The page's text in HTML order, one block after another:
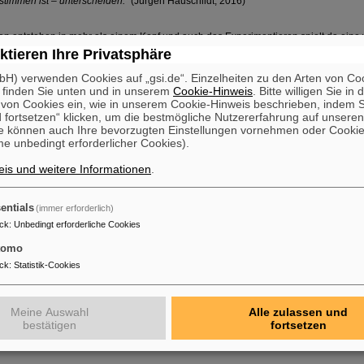
entstehen in mehr als einem Kopf und auch das Experimentieren spielt da
die Kommunikation unter Unternehmen, Startups, Hochschulen und
ein Innovation-, R&D und Test-Rechenzentrum wird dieser gemeinsamer
Ideen, die einfach und schnell getestet werden können. Lernen und
wird in einem Innovation-, R&D und Test-Rechenzentrum zur Verfügung
neues Wissen erzeugt. Offenes denken, testen und erproben ist hier mehr als
und Forschungseinrichtungen sind herzlich dazu eingeladen, gemeinsam bei
(Reallabor) Green IT Cube zu nutzen. Bei weiteren Fragen und Interesse
Kollaboration wenden Sie sich an unseren Ansprechpartner Bünyamin Yildiz
Ihre Privatsphäre
verwenden Cookies auf „gsi.de“. Einzelheiten zu den Arten von
Sie unten und in unserem Cookie-Hinweis . Bitte willigen Sie in
Cookies ein, wie in unserem Cookie-Hinweis beschrieben, indem
fortsetzen“ klicken, um die bestmögliche Nutzererfahrung auf
können auch Ihre bevorzugten Einstellungen vornehmen oder
unbedingt erforderlicher Cookies).
und weitere Informationen
(immer erforderlich)
: Unbedingt erforderliche Cookies
: Statistik-Cookies
Meine Auswahl
bestätigen
Alle zulassen und
fortsetzen